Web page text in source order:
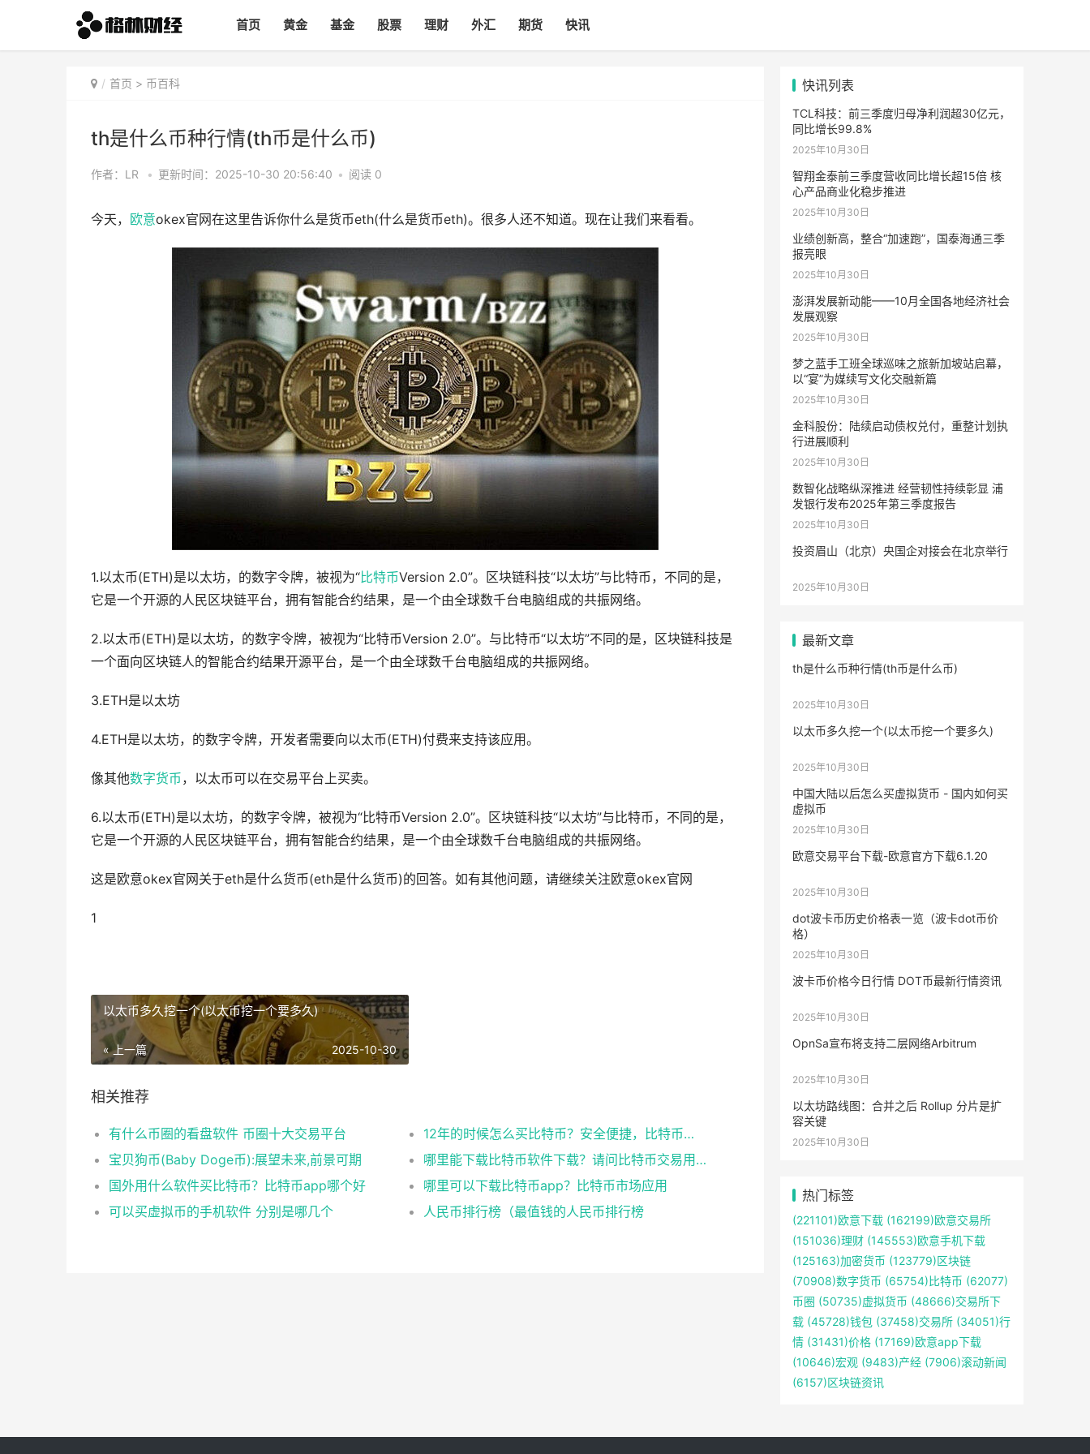
首页 黄金 基金 股票 理财 外汇 期货 快讯
首页 > 币百科
th是什么币种行情(th币是什么币)
作者：LR • 更新时间：2025-10-30 20:56:40 • 阅读 0
今天， 欧意okex官网在这里告诉你什么是货币eth(什么是货币eth)。很多人还不知道。现在让我们来看看。
1.以太币(ETH)是以太坊，的数字令牌，被视为“比特币Version 2.0”。区块链科技“以太坊”与比特币，不同的是，
它是一个开源的人民区块链平台，拥有智能合约结果，是一个由全球数千台电脑组成的共振网络。
2.以太币(ETH)是以太坊，的数字令牌，被视为“比特币Version 2.0”。与比特币“以太坊”不同的是，区块链科技是
一个面向区块链人的智能合约结果开源平台，是一个由全球数千台电脑组成的共振网络。
3.ETH是以太坊
4.ETH是以太坊，的数字令牌，开发者需要向以太币(ETH)付费来支持该应用。
像其他数字货币，以太币可以在交易平台上买卖。
6.以太币(ETH)是以太坊，的数字令牌，被视为“比特币Version 2.0”。区块链科技“以太坊”与比特币，不同的是，
它是一个开源的人民区块链平台，拥有智能合约结果，是一个由全球数千台电脑组成的共振网络。
这是欧意okex官网关于eth是什么货币(eth是什么货币)的回答。如有其他问题，请继续关注欧意okex官网
1
以太币多久挖一个(以太币挖一个要多久)
« 上一篇 2025-10-30
相关推荐
有什么币圈的看盘软件 币圈十大交易平台
12年的时候怎么买比特币？安全便捷，比特币交易首选
宝贝狗币(Baby Doge币):展望未来,前景可期
哪里能下载比特币软件下载？请问比特币交易用什么软件
国外用什么软件买比特币？比特币app哪个好
哪里可以下载比特币app？比特币市场应用
可以买虚拟币的手机软件 分别是哪几个
人民币排行榜（最值钱的人民币排行榜
快讯列表
TCL科技：前三季度归母净利润超30亿元，
同比增长99.8%
2025年10月30日
智翔金泰前三季度营收同比增长超15倍 核
心产品商业化稳步推进
2025年10月30日
业绩创新高，整合“加速跑”，国泰海通三季
报亮眼
2025年10月30日
澎湃发展新动能——10月全国各地经济社会
发展观察
2025年10月30日
梦之蓝手工班全球巡味之旅新加坡站启幕，
以“宴”为媒续写文化交融新篇
2025年10月30日
金科股份：陆续启动债权兑付，重整计划执
行进展顺利
2025年10月30日
数智化战略纵深推进 经营韧性持续彰显 浦
发银行发布2025年第三季度报告
2025年10月30日
投资眉山（北京）央国企对接会在北京举行
2025年10月30日
最新文章
th是什么币种行情(th币是什么币)
2025年10月30日
以太币多久挖一个(以太币挖一个要多久)
2025年10月30日
中国大陆以后怎么买虚拟货币 - 国内如何买
虚拟币
2025年10月30日
欧意交易平台下载-欧意官方下载6.1.20
2025年10月30日
dot波卡币历史价格表一览（波卡dot币价
格）
2025年10月30日
波卡币价格今日行情 DOT币最新行情资讯
2025年10月30日
OpnSa宣布将支持二层网络Arbitrum
2025年10月30日
以太坊路线图：合并之后 Rollup 分片是扩
容关键
2025年10月30日
热门标签
(221101)欧意下载 (162199)欧意交易所
(151036)理财 (145553)欧意手机下载
(125163)加密货币 (123779)区块链
(70908)数字货币 (65754)比特币 (62077)
币圈 (50735)虚拟货币 (48666)交易所下
载 (45728)钱包 (37458)交易所 (34051)行
情 (31431)价格 (17169)欧意app下载
(10646)宏观 (9483)产经 (7906)滚动新闻
(6157)区块链资讯